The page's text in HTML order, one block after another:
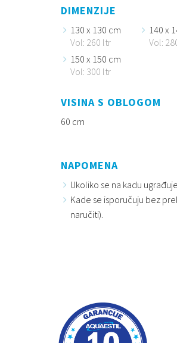
DIMENZIJE
130 x 130 cm
Vol: 260 ltr
140 x
Vol:
150 x 150 cm
Vol: 300 ltr
VISINA S OBLOGOM
60 cm
NAPOMENA
Ukoliko se na kadu
Kade se isporučuju bez
naručiti).